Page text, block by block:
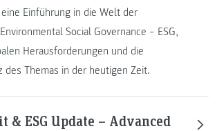
Einführung in die Welt der
Social Governance – ESG,
Herausforderungen und die
des Themas in der heutigen Zeit.
& ESG Update – Advanced